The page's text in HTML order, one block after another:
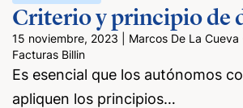
Criterio y principio de
15 noviembre, 2023
Marcos De La
Facturas Billin
Es esencial que los autónomos
apliquen los principios…